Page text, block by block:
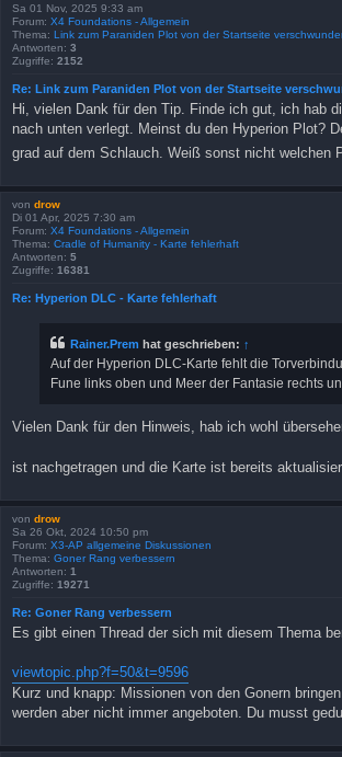
Sa 01 Nov, 2025 9:33 am
Forum: X4 Foundations - Allgemein
Thema: Link zum Paraniden Plot von der Startseite
Antworten: 3
Zugriffe: 2152
Re: Link zum Paraniden Plot von der Startseite
Hi, vielen Dank für den Tip. Finde ich gut, ich hab
nach unten verlegt. Meinst du den Hyperion Plot?
grad auf dem Schlauch. Weiß sonst nicht welchen
von drow
Di 01 Apr, 2025 7:30 am
Forum: X4 Foundations - Allgemein
Thema: Cradle of Humanity - Karte fehlerhaft
Antworten: 5
Zugriffe: 16381
Re: Hyperion DLC - Karte fehlerhaft
Rainer.Prem hat geschrieben: ↑
Auf der Hyperion DLC-Karte fehlt die
Fune links oben und Meer der Fantasie rechts
Vielen Dank für den Hinweis, hab ich wohl
ist nachgetragen und die Karte ist bereits
von drow
Sa 26 Okt, 2024 10:50 pm
Forum: X3-AP allgemeine Diskussionen
Thema: Goner Rang verbessern
Antworten: 1
Zugriffe: 19271
Re: Goner Rang verbessern
Es gibt einen Thread der sich mit diesem Thema
viewtopic.php?f=50&t=9596
Kurz und knapp: Missionen von den Gonern
werden aber nicht immer angeboten. Du musst